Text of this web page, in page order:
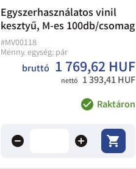
Egyszerhasználatos vinil
kesztyű, M-es 100db/csomag
#MV00118
Menny. egység: pár
bruttó 1 769,62 HUF
nettó 1 393,41 HUF
Raktáron
remove add